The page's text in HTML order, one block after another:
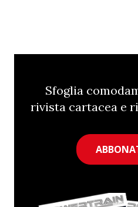
Sfoglia
rivista cartacea e